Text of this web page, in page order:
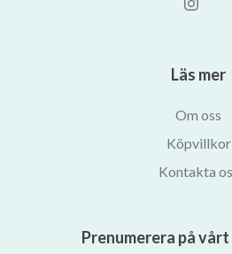
Läs mer
Om oss
Köpvillkor
Kontakta
Prenumerera på